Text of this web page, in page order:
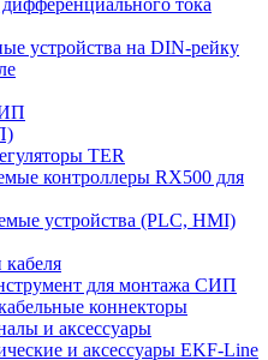
тока
устройства на DIN-рейку
TER
контроллеры RX500 для
устройства (PLC, HMI)
для монтажа СИП
коннекторы
и аксессуары
и аксессуары EKF-Line